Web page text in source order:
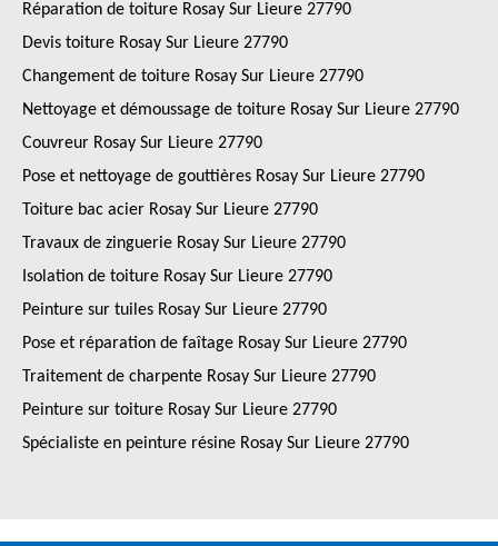
Réparation de toiture Rosay Sur Lieure 27790
Devis toiture Rosay Sur Lieure 27790
Changement de toiture Rosay Sur Lieure 27790
Nettoyage et démoussage de toiture Rosay Sur Lieure 27790
Couvreur Rosay Sur Lieure 27790
Pose et nettoyage de gouttières Rosay Sur Lieure 27790
Toiture bac acier Rosay Sur Lieure 27790
Travaux de zinguerie Rosay Sur Lieure 27790
Isolation de toiture Rosay Sur Lieure 27790
Peinture sur tuiles Rosay Sur Lieure 27790
Pose et réparation de faîtage Rosay Sur Lieure 27790
Traitement de charpente Rosay Sur Lieure 27790
Peinture sur toiture Rosay Sur Lieure 27790
Spécialiste en peinture résine Rosay Sur Lieure 27790